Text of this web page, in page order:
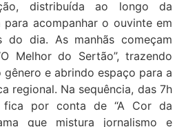
distribuída ao longo da
para acompanhar o ouvinte em
do dia. As manhãs começam
Melhor do Sertão”, trazendo
gênero e abrindo espaço para a
regional. Na sequência, das 7h
por conta de “A Cor da
que mistura jornalismo e